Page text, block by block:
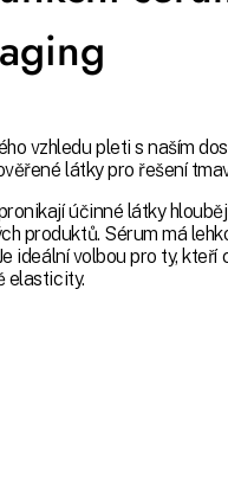
vzhledu pleti s naším
látky pro řešení
účinné látky
produktů. Sérum má
ideální volbou pro ty,
elasticity.